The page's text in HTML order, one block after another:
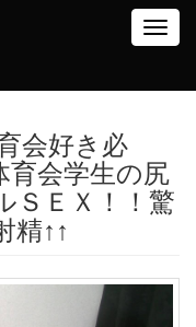
会好き必
育会学生の尻
ＳＥＸ！！驚
精↑↑